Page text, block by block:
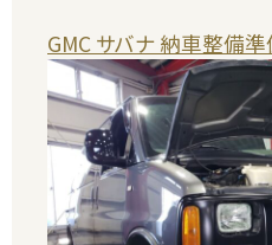
GMC サバナ 納車整備準